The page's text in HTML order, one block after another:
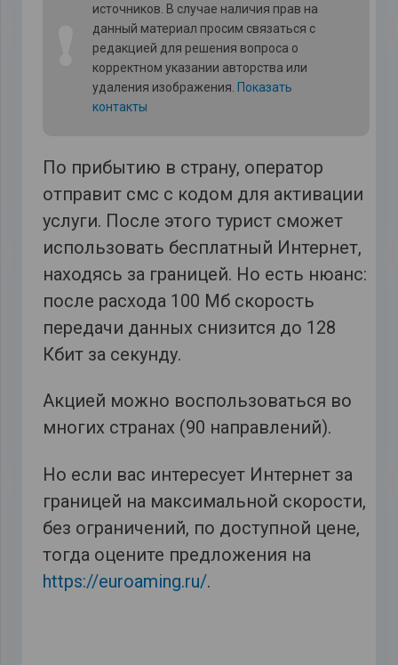
источников. В случае наличия прав на
данный материал просим связаться с
редакцией для решения вопроса о
корректном указании авторства или
удаления изображения. Показать
контакты
По прибытию в страну, оператор
отправит смс с кодом для активации
услуги. После этого турист сможет
использовать бесплатный Интернет,
находясь за границей. Но есть нюанс:
после расхода 100 Мб скорость
передачи данных снизится до 128
Кбит за секунду.
Акцией можно воспользоваться во
многих странах (90 направлений).
Но если вас интересует Интернет за
границей на максимальной скорости,
без ограничений, по доступной цене,
тогда оцените предложения на
https://euroaming.ru/.